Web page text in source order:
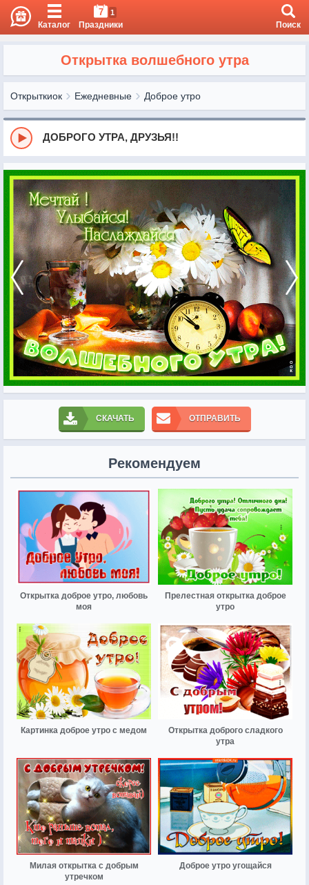
Каталог
7 1
Праздники Поиск
Открытка волшебного утра
Открыткиок Ежедневные Доброе утро
ДОБРОГО УТРА, ДРУЗЬЯ!!
СКАЧАТЬ ОТПРАВИТЬ
Рекомендуем
Открытка доброе утро, любовь
моя
Прелестная открытка доброе
утро
Картинка доброе утро с медом
Открытка доброго сладкого
утра
Милая открытка с добрым
утречком
Доброе утро угощайся